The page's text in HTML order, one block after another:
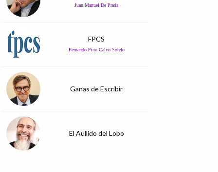
Juan Manuel De Prada
FPCS
Fernando Pino Calvo Sotelo
Ganas de Escribir
El Aullido del Lobo